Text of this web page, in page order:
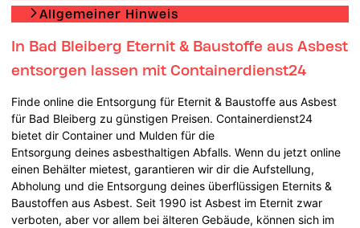
Allgemeiner Hinweis
In Bad Bleiberg Eternit & Baustoffe aus Asbest
entsorgen lassen mit Containerdienst24
Finde online die Entsorgung für Eternit & Baustoffe aus Asbest
für Bad Bleiberg zu günstigen Preisen. Containerdienst24
bietet dir Container und Mulden für die
Entsorgung deines asbesthaltigen Abfalls. Wenn du jetzt online
einen Behälter mietest, garantieren wir dir die Aufstellung,
Abholung und die Entsorgung deines überflüssigen Eternits &
Baustoffen aus Asbest. Seit 1990 ist Asbest im Eternit zwar
verboten, aber vor allem bei älteren Gebäude, können sich im